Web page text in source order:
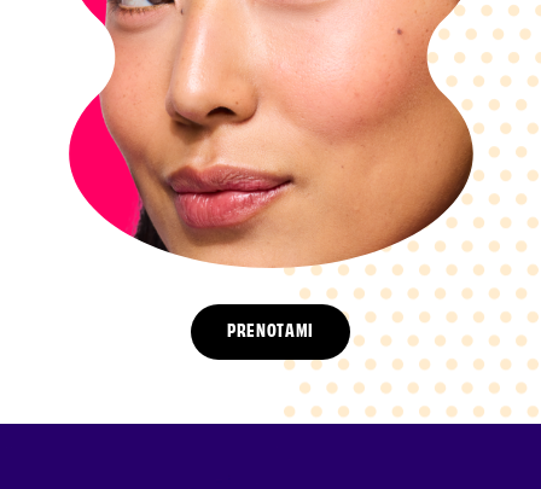
PRENOTAMI